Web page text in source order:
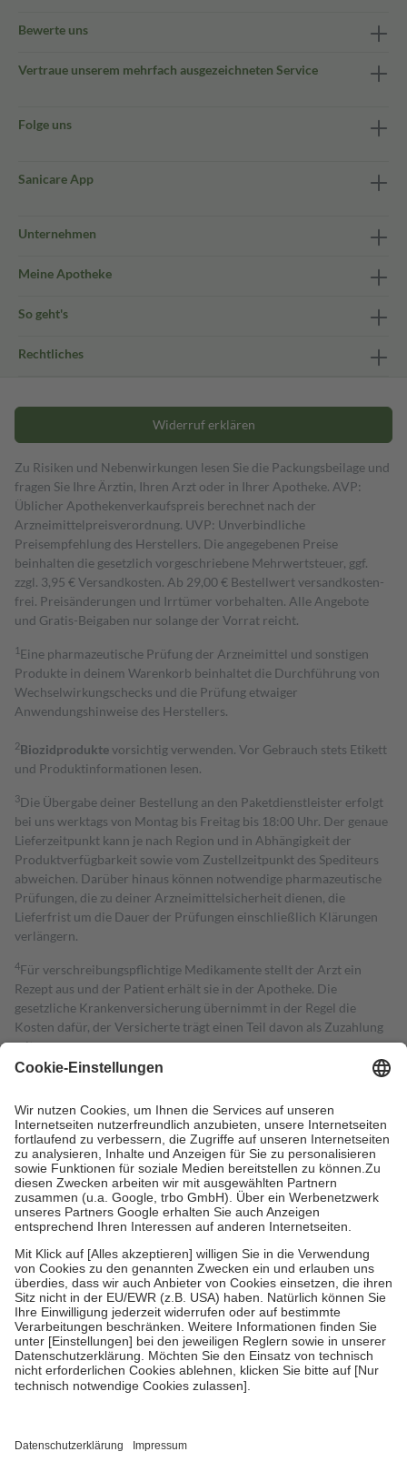
Bewerte uns
Vertraue unserem mehrfach ausgezeichneten Service
Folge uns
Sanicare App
Unternehmen
Meine Apotheke
So geht's
Rechtliches
Widerruf erklären
Zu Risiken und Nebenwirkungen lesen Sie die Packungsbeilage und
fragen Sie Ihre Ärztin, Ihren Arzt oder in Ihrer Apotheke. AVP:
Üblicher Apothekenverkaufspreis berechnet nach der
Arzneimittelpreisverordnung. UVP: Unverbindliche
Preisempfehlung des Herstellers. Die angegebenen Preise
beinhalten die gesetzlich vorgeschriebene Mehrwertsteuer, ggf.
zzgl. 3,95 € Versandkosten. Ab 29,00 € Bestell­wert versand­kosten­
frei. Preisänderungen und Irrtümer vorbehalten. Alle Angebote
und Gratis-Beigaben nur solange der Vorrat reicht.
1 Eine pharmazeutische Prüfung der Arzneimittel und sonstigen
Produkte in deinem Warenkorb beinhaltet die Durchführung von
Wechselwirkungschecks und die Prüfung etwaiger
Anwendungshinweise des Herstellers.
2Biozidproduktevorsichtig verwenden. Vor Gebrauch stets Etikett
und Produktinformationen lesen.
3Die Übergabe deiner Bestellung an den Paketdienstleister erfolgt
bei uns werktags von Montag bis Freitag bis 18:00 Uhr. Der genaue
Lieferzeitpunkt kann je nach Region und in Abhängigkeit der
Produktverfügbarkeit sowie vom Zustellzeitpunkt des Spediteurs
abweichen. Darüber hinaus können notwendige pharmazeutische
Prüfungen, die zu deiner Arzneimittelsicherheit dienen, die
Lieferfrist um die Dauer der Prüfungen einschließlich Klärungen
verlängern.
4Für verschreibungspflichtige Medikamente stellt der Arzt ein
Rezept aus und der Patient erhält sie in der Apotheke. Die
gesetzliche Krankenversicherung übernimmt in der Regel die
Kosten dafür, der Versicherte trägt einen Teil davon als Zuzahlung
mit.
Grundsätzlich leisten Mitglieder Zuzahlungen in Höhe von zehn
höchstens zehn Euro.
Es sind jedoch nie mehr als die tatsächlichen
Kosten der Leistung zu entrichten.
Diese Regeln gelten grundsätzlich auch für Online-Apotheken.
Bei Heilmitteln und häuslicher Krankenpflege beträgt die
Zuzahlung zehn Prozent der Kosten sowie zehn Euro je
Verordnung.
Um das Engagement der Versicherten für ihre eigene Gesundheit zu
stärken und die besondere Stellung der Familie zu unterstützen,
fallenkeine Zuzahlungenan bei:
• Kindern und Jugendlichen bis zum vollendeten 18. Lebensjahr
mit Ausnahme der Fahrkosten
• Untersuchungen zur Vorsorge und Früherkennung, die von der
GKV getragen werden
• empfohlenen Schutzimpfungen
• Harn- und Blutteststreifen
getroffen, um sicherzustellen, dass es sich um echte Bewertungen